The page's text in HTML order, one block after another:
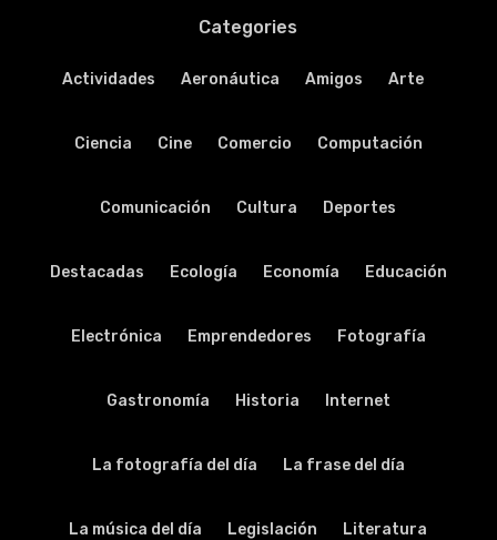
Categories
Actividades Aeronáutica Amigos Arte
Ciencia Cine Comercio Computación
Comunicación Cultura Deportes
Destacadas Ecología Economía Educación
Electrónica Emprendedores Fotografía
Gastronomía Historia Internet
La fotografía del día La frase del día
La música del día Legislación Literatura